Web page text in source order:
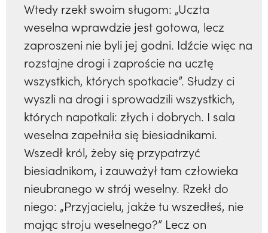
Wtedy rzekł swoim sługom: „Uczta
weselna wprawdzie jest gotowa, lecz
zaproszeni nie byli jej godni. Idźcie więc na
rozstajne drogi i zaproście na ucztę
wszystkich, których spotkacie”. Słudzy ci
wyszli na drogi i sprowadzili wszystkich,
których napotkali: złych i dobrych. I sala
weselna zapełniła się biesiadnikami.
Wszedł król, żeby się przypatrzyć
biesiadnikom, i zauważył tam człowieka
nieubranego w strój weselny. Rzekł do
niego: „Przyjacielu, jakże tu wszedłeś, nie
mając stroju weselnego?” Lecz on